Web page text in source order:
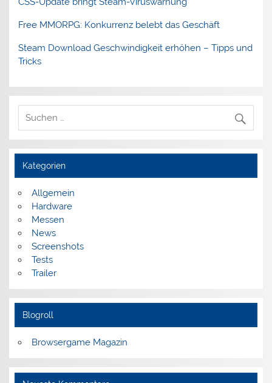
Free MMORPG: Konkurrenz belebt das Geschäft
Steam Download Geschwindigkeit erhöhen – Tipps und
Tricks
Kategorien
Allgemein
Hardware
Messen
News
Screenshots
Tests
Trailer
Blogroll
Browsergame Magazin